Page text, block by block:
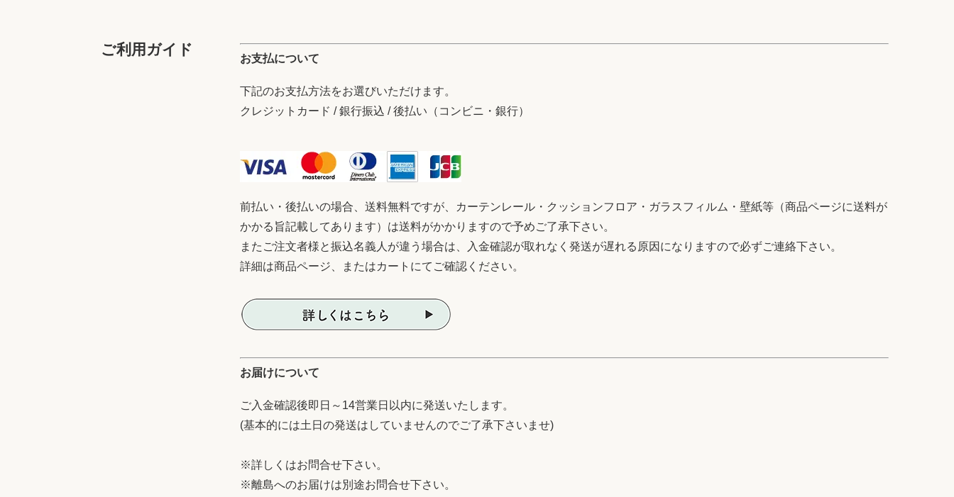
ご利用ガイド
お支払について
下記のお支払方法をお選びいただけます。
クレジットカード / 銀行振込 / 後払い（コンビニ・銀行）
前払い・後払いの場合、送料無料ですが、カーテンレール・クッションフロア・ガラスフィルム・壁紙等（商品ページに送料が
かかる旨記載してあります）は送料がかかりますので予めご了承下さい。
またご注文者様と振込名義人が違う場合は、入金確認が取れなく発送が遅れる原因になりますので必ずご連絡下さい。
詳細は商品ページ、またはカートにてご確認ください。
お届けについて
ご入金確認後即日～14営業日以内に発送いたします。
(基本的には土日の発送はしていませんのでご了承下さいませ)
※詳しくはお問合せ下さい。
※離島へのお届けは別途お問合せ下さい。